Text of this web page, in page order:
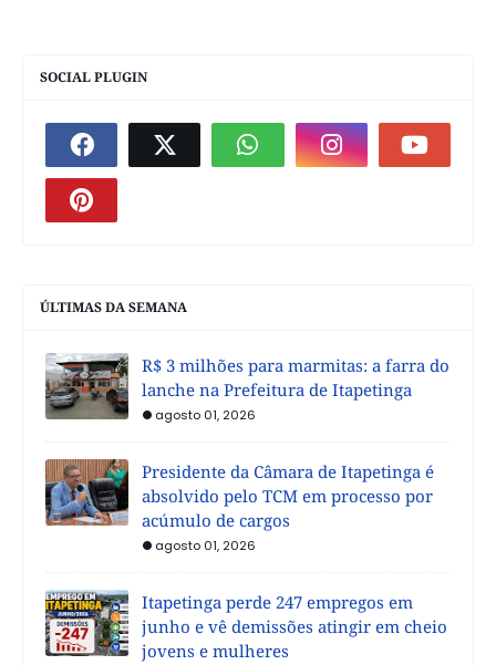
SOCIAL PLUGIN
ÚLTIMAS DA SEMANA
R$ 3 milhões para marmitas: a farra do
lanche na Prefeitura de Itapetinga
agosto 01, 2026
Presidente da Câmara de Itapetinga é
absolvido pelo TCM em processo por
acúmulo de cargos
agosto 01, 2026
Itapetinga perde 247 empregos em
junho e vê demissões atingir em cheio
jovens e mulheres